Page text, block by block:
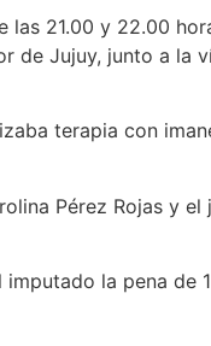
las 21.00 y 22.00
de Jujuy, junto a la
terapia con
Pérez Rojas y el
la pena de